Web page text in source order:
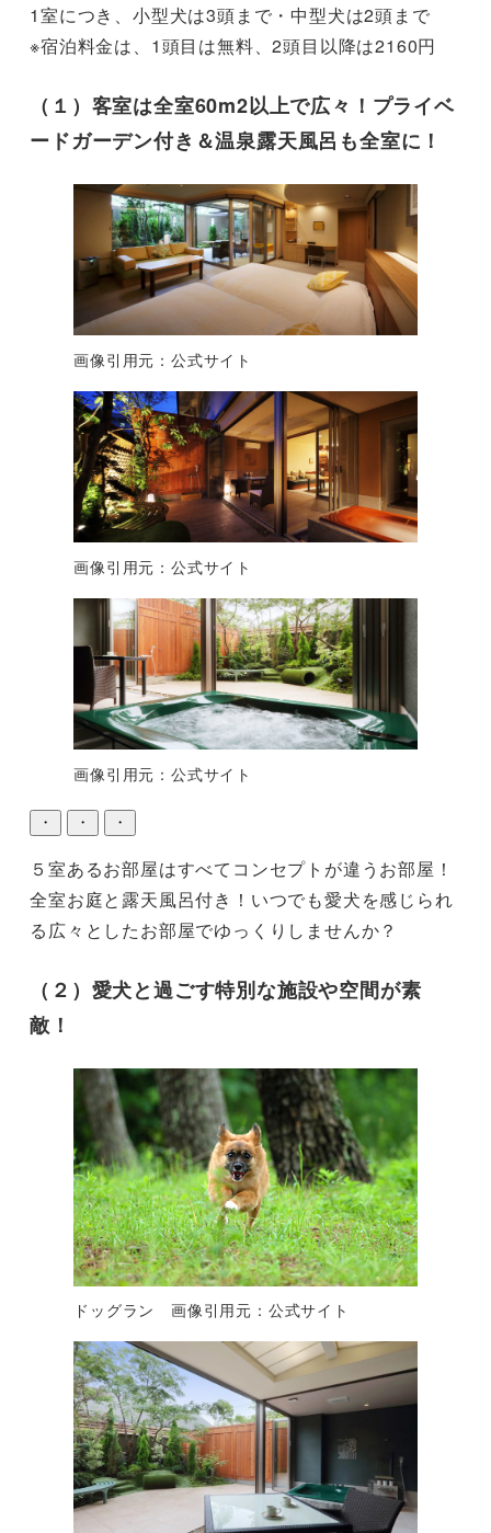
1室につき、小型犬は3頭まで・中型犬は2頭まで
※宿泊料金は、1頭目は無料、2頭目以降は2160円
（１）客室は全室60m2以上で広々！プライベ
ードガーデン付き＆温泉露天風呂も全室に！
画像引用元：公式サイト
画像引用元：公式サイト
画像引用元：公式サイト
・ ・ ・
５室あるお部屋はすべてコンセプトが違うお部屋！
全室お庭と露天風呂付き！いつでも愛犬を感じられ
る広々としたお部屋でゆっくりしませんか？
（２）愛犬と過ごす特別な施設や空間が素
敵！
ドッグラン 画像引用元：公式サイト